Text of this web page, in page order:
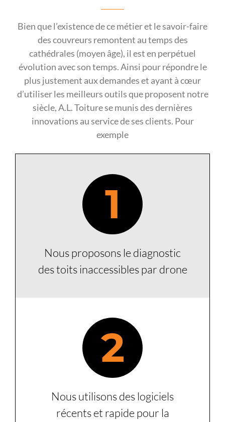
Bien que l’existence de ce métier et le savoir-faire
des couvreurs remontent au temps des
cathédrales (moyen âge), il est en perpétuel
évolution avec son temps. Ainsi pour répondre le
plus justement aux demandes et ayant à cœur
d’utiliser les meilleurs outils que proposent notre
siècle, A.L. Toiture se munis des dernières
innovations au service de ses clients. Pour
exemple
1
Nous proposons le diagnostic
des toits inaccessibles par drone
2
Nous utilisons des logiciels
récents et rapide pour la